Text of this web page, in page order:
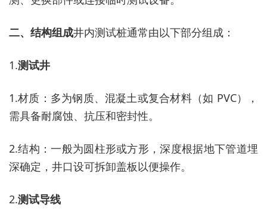
二、结构组成井内测试桩通常由以下部分组成：
1.测试井
1.材质：多为钢质、混凝土或复合材料（如 PVC），
需具备耐腐蚀、抗压和密封性。
2.结构：一般为圆柱形或方形，深度根据地下管道埋
深确定，井口设可拆卸盖板以便操作。
2.测试导线